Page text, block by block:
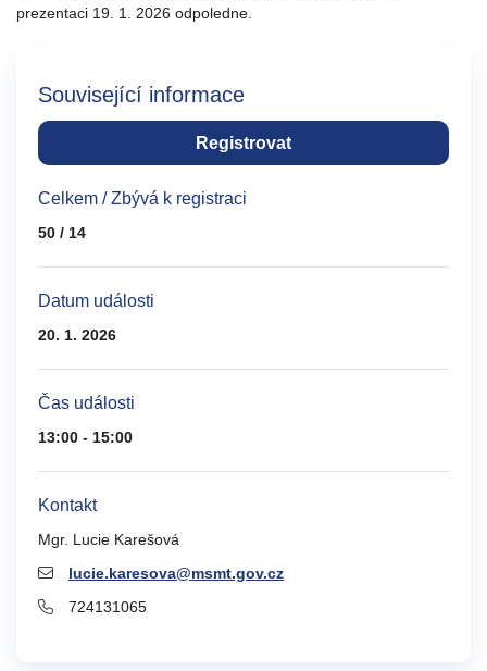
prezentaci 19. 1. 2026 odpoledne.
Související informace
Registrovat
Celkem / Zbývá k registraci
50 / 14
Datum události
20. 1. 2026
Čas události
13:00 - 15:00
Kontakt
Mgr. Lucie Karešová
lucie.karesova@msmt.gov.cz
724131065